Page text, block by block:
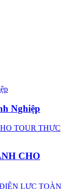
Nghiệp
CHO